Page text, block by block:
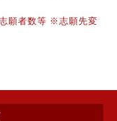
願者数等 ※志願先変